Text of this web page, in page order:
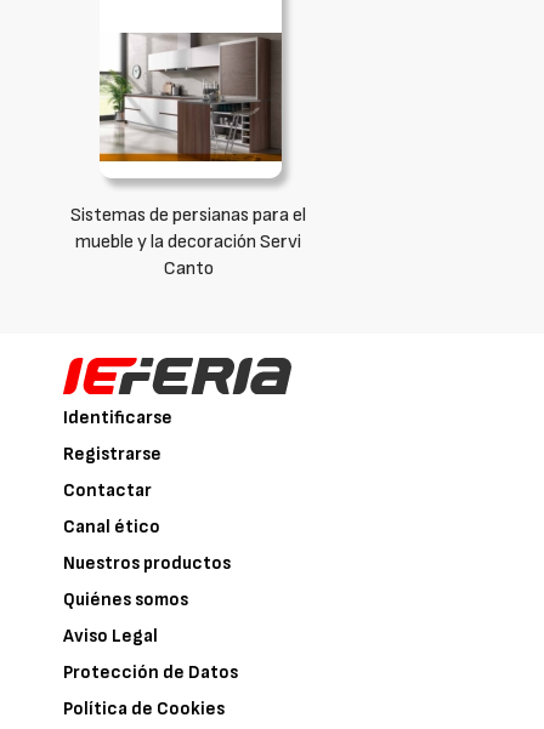
Sistemas de persianas para el
mueble y la decoración Servi
Canto
Identificarse
Registrarse
Contactar
Canal ético
Nuestros productos
Quiénes somos
Aviso Legal
Protección de Datos
Política de Cookies